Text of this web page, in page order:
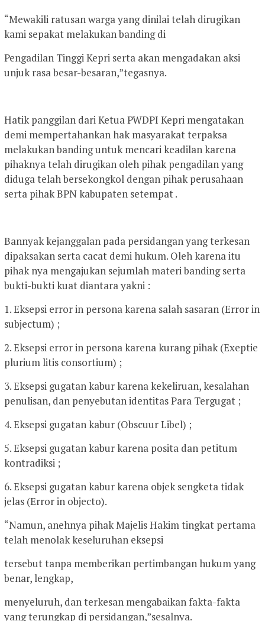
“Mewakili ratusan warga yang dinilai telah dirugikan
kami sepakat melakukan banding di
Pengadilan Tinggi Kepri serta akan mengadakan aksi
unjuk rasa besar-besaran,”tegasnya.
Hatik panggilan dari Ketua PWDPI Kepri mengatakan
demi mempertahankan hak masyarakat terpaksa
melakukan banding untuk mencari keadilan karena
pihaknya telah dirugikan oleh pihak pengadilan yang
diduga telah bersekongkol dengan pihak perusahaan
serta pihak BPN kabupaten setempat .
Bannyak kejanggalan pada persidangan yang terkesan
dipaksakan serta cacat demi hukum. Oleh karena itu
pihak nya mengajukan sejumlah materi banding serta
bukti-bukti kuat diantara yakni :
1. Eksepsi error in persona karena salah sasaran (Error in
subjectum) ;
2. Eksepsi error in persona karena kurang pihak (Exeptie
plurium litis consortium) ;
3. Eksepsi gugatan kabur karena kekeliruan, kesalahan
penulisan, dan penyebutan identitas Para Tergugat ;
4. Eksepsi gugatan kabur (Obscuur Libel) ;
5. Eksepsi gugatan kabur karena posita dan petitum
kontradiksi ;
6. Eksepsi gugatan kabur karena objek sengketa tidak
jelas (Error in objecto).
“Namun, anehnya pihak Majelis Hakim tingkat pertama
telah menolak keseluruhan eksepsi
tersebut tanpa memberikan pertimbangan hukum yang
benar, lengkap,
menyeluruh, dan terkesan mengabaikan fakta-fakta
yang terungkap di persidangan,”sesalnya.